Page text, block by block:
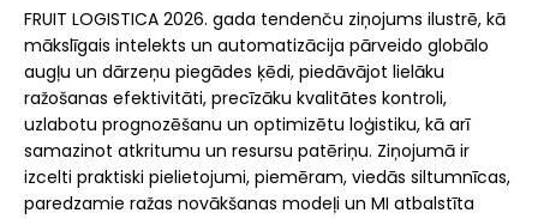
FRUIT LOGISTICA 2026. gada tendenču ziņojums ilustrē, kā
mākslīgais intelekts un automatizācija pārveido globālo
augļu un dārzeņu piegādes ķēdi, piedāvājot lielāku
ražošanas efektivitāti, precīzāku kvalitātes kontroli,
uzlabotu prognozēšanu un optimizētu loģistiku, kā arī
samazinot atkritumu un resursu patēriņu. Ziņojumā ir
izcelti praktiski pielietojumi, piemēram, viedās siltumnīcas,
paredzamie ražas novākšanas modeļi un MI atbalstīta